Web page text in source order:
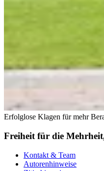
Erfolglose Klagen für mehr
Freiheit für die
Kontakt & Team
Autorenhinweise